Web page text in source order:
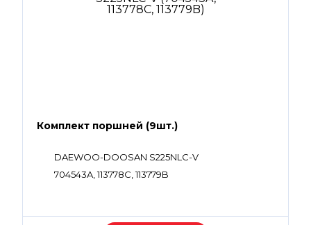
Комплект поршней (9шт.)
DAEWOO-DOOSAN S225NLC-V
704543A, 113778C, 113779B